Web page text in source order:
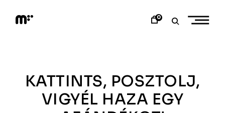
content
0
KATTINTS, POSZTOLJ,
VIGYÉL HAZA EGY